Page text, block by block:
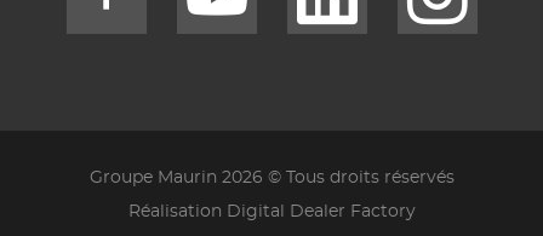
Groupe Maurin 2026 © Tous droits réservés
Réalisation Digital Dealer Factory